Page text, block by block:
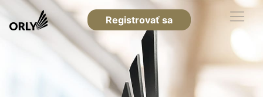
Registrovať sa